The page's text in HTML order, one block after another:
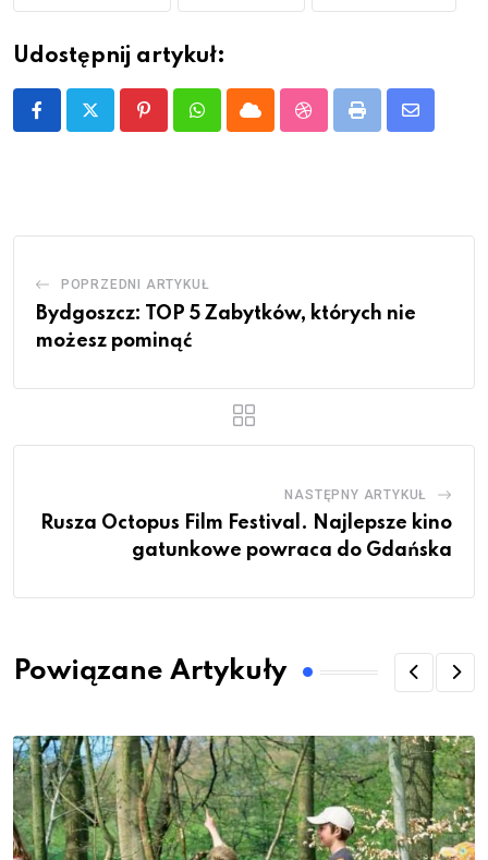
Udostępnij artykuł:
PinterestWhatsappCloud StumbleUpon
Print
Share
POPRZEDNI ARTYKUŁ
Bydgoszcz: TOP 5 Zabytków, których nie
możesz pominąć
NASTĘPNY ARTYKUŁ
Rusza Octopus Film Festival. Najlepsze kino
gatunkowe powraca do Gdańska
Powiązane Artykuły